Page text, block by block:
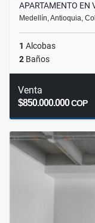
APARTAMENTO EN
Medellín, Antioquia,
1 Alcobas
2 Baños
Venta
$850.000.000COP